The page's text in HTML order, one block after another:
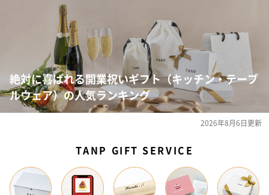
絶対に喜ばれる開業祝いギフト（キッチン・テーブ
ルウェア）の人気ランキング
2026年8月6日更新
TANP GIFT SERVICE